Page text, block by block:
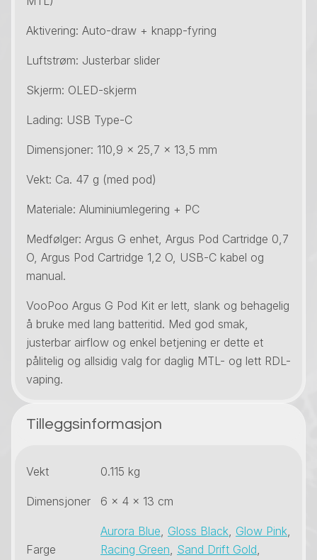
Aktivering: Auto-draw + knapp-fyring
Luftstrøm: Justerbar slider
Skjerm: OLED-skjerm
Lading: USB Type-C
Dimensjoner: 110,9 x 25,7 x 13,5 mm
Vekt: Ca. 47 g (med pod)
Materiale: Aluminiumlegering + PC
Medfølger: Argus G enhet, Argus Pod Cartridge 0,7
O, Argus Pod Cartridge 1,2 O, USB-C kabel og
manual.
VooPoo Argus G Pod Kit er lett, slank og behagelig
å bruke med lang batteritid. Med god smak,
justerbar airflow og enkel betjening er dette et
pålitelig og allsidig valg for daglig MTL- og lett RDL-
vaping.
Tilleggsinformasjon
Vekt 0.115 kg
Dimensjoner 6 × 4 × 13 cm
Farge
Aurora Blue, Gloss Black, Glow Pink,
Racing Green, Sand Drift Gold,